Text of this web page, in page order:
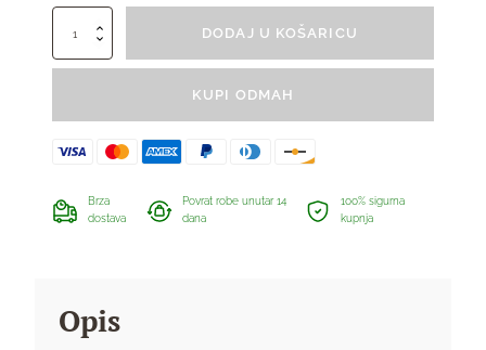
Gojzerice
lov
količina
DODAJ U KOŠARICU
KUPI ODMAH
Brza
dostava
Povrat robe unutar 14
dana
100% sigurna
kupnja
Opis